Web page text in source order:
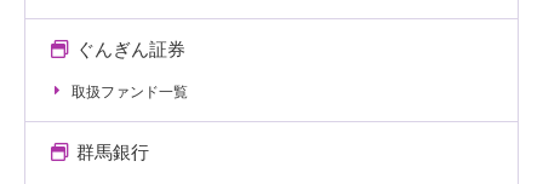
ぐんぎん証券
取扱ファンド一覧
群馬銀行